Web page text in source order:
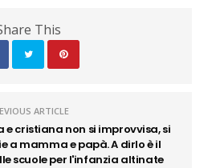
This
ARTICLE
e cristiana non si improvvisa, si
a mamma e papà. A dirlo è il
scuole per l'infanzia altinate